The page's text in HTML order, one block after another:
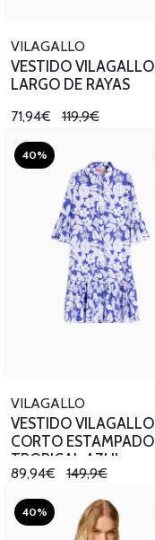
VILAGALLO
VESTIDO VILAGALLO
LARGO DE RAYAS
71,94€ 119,9€
40%
VILAGALLO
VESTIDO VILAGALLO
CORTO ESTAMPADO
TROPICAL AZUL
89,94€ 149,9€
40%